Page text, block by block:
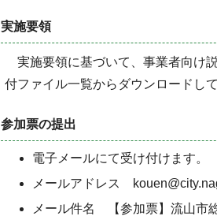
実施要領
実施要領に基づいて、事業者向け
付ファイル一覧からダウンロードして
参加票の提出
電子メールにて受け付けます。
メールアドレス
メール件名 【参加票】流山市